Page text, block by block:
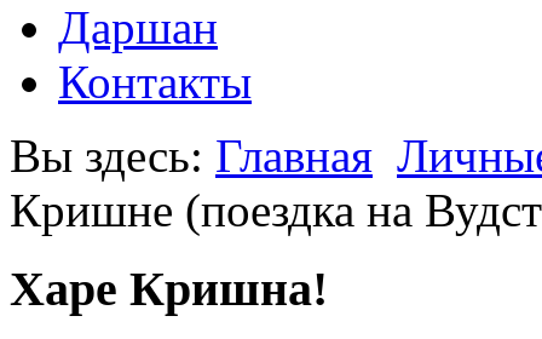
Даршан
Контакты
Вы здесь: Главная
Кришне (поездка на
Харе Кришна!